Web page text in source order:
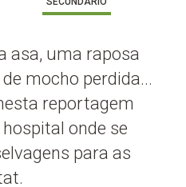
asa, uma raposa
mocho perdida...
reportagem
onde se
para as